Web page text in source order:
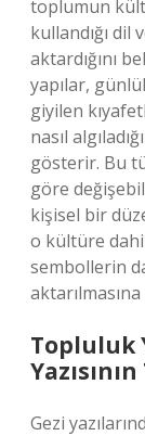
toplumun
kullandığı dil
aktardığını
yapılar,
giyilen
nasıl
gösterir. Bu
göre
kişisel bir
o kültüre
sembollerin
Topluluk
Gezi